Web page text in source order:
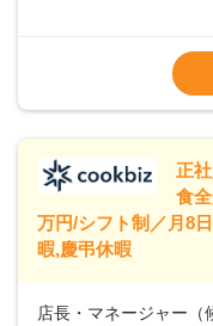
います。私たちは、
に合わせた柔軟な勤
います。
※残業
※経験
給
正
食
万円/シフト制／月8
暇,慶弔休暇
店長・マネージャー（